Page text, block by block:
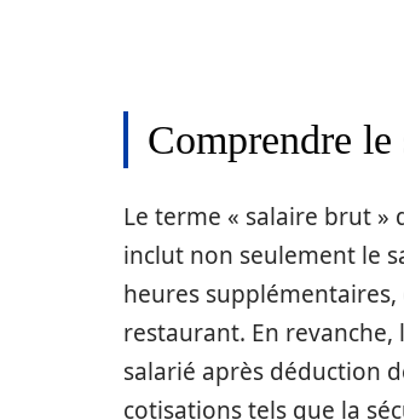
Comprendre
Le terme « salaire brut
inclut non seulement le
heures
restaurant. En
salarié après déduction
cotisations tels que la